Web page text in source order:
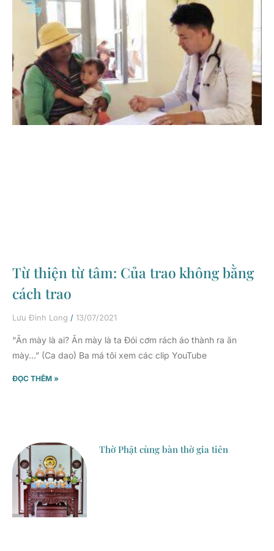
Từ thiện từ tâm: Của trao không bằng
cách trao
Lưu Đình Long 13/07/2021
“Ăn mày là ai? Ăn mày là ta Đói cơm rách áo thành ra ăn
mày…” (Ca dao) Ba má tôi xem các clip YouTube
ĐỌC THÊM »
Thờ Phật cùng bàn thờ gia tiên